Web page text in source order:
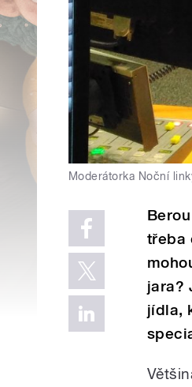
Moderátorka Noční
třeba
jara?
jídla,